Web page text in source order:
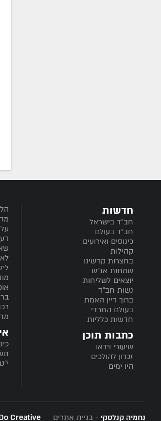
חדשות
חב”ד בישראל
חב”ד בעולם
כינוסים ואירועים
קהילות
בחצרות קדשינו
שמחות אנ"ש
יוצאים לשליחות
נשות חב"ד
ברוך דיין האמת
בעולם החרדי
חדשות כלליות
כתבות תוכן
שיעורי וידאו
זכרון להולכים
היו ימים
נחמיה קנלסקי - בניית אתרים Creative